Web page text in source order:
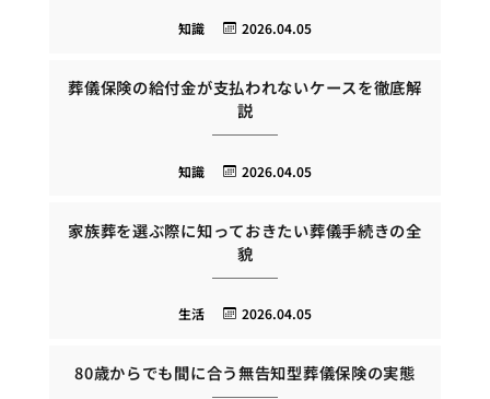
2026.04.05
知識
葬儀保険の給付金が支払われないケースを徹底解
説
2026.04.05
知識
家族葬を選ぶ際に知っておきたい葬儀手続きの全
貌
2026.04.05
生活
80歳からでも間に合う無告知型葬儀保険の実態